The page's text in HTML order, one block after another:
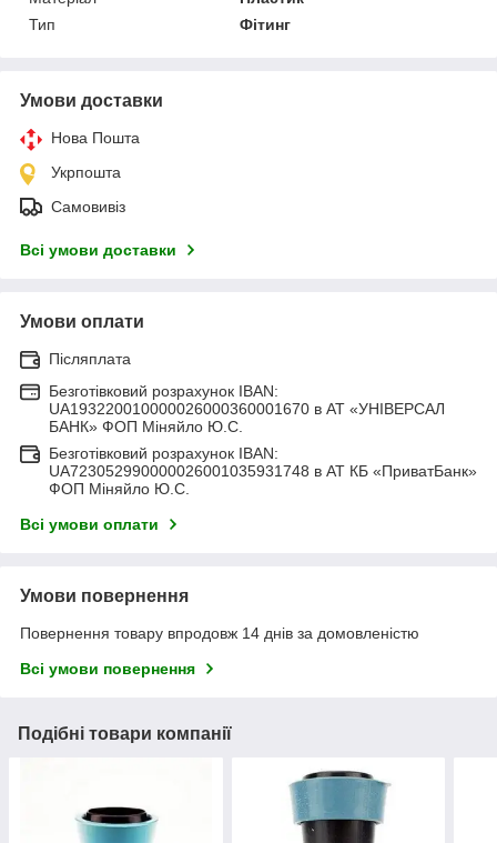
Тип
Фітинг
Умови доставки
Нова Пошта
Укрпошта
Самовивіз
Всі умови доставки
Умови оплати
Післяплата
Безготівковий розрахунок IBAN:
UA193220010000026000360001670 в АТ «УНІВЕРСАЛ
БАНК» ФОП Міняйло Ю.С.
Безготівковий розрахунок IBAN:
UA723052990000026001035931748 в АТ КБ «ПриватБанк»
ФОП Міняйло Ю.С.
Всі умови оплати
Умови повернення
Повернення товару впродовж 14 днів за домовленістю
Всі умови повернення
Подібні товари компанії